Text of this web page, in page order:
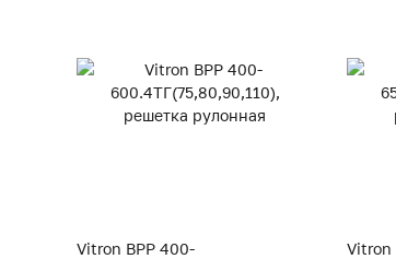
Vitron ВРР 400-
Vitron